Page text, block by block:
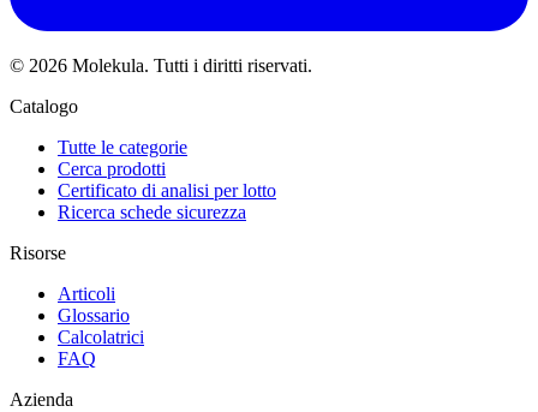
© 2026 Molekula. Tutti i diritti riservati.
Catalogo
Tutte le categorie
Cerca prodotti
Certificato di analisi per lotto
Ricerca schede sicurezza
Risorse
Articoli
Glossario
Calcolatrici
FAQ
Azienda